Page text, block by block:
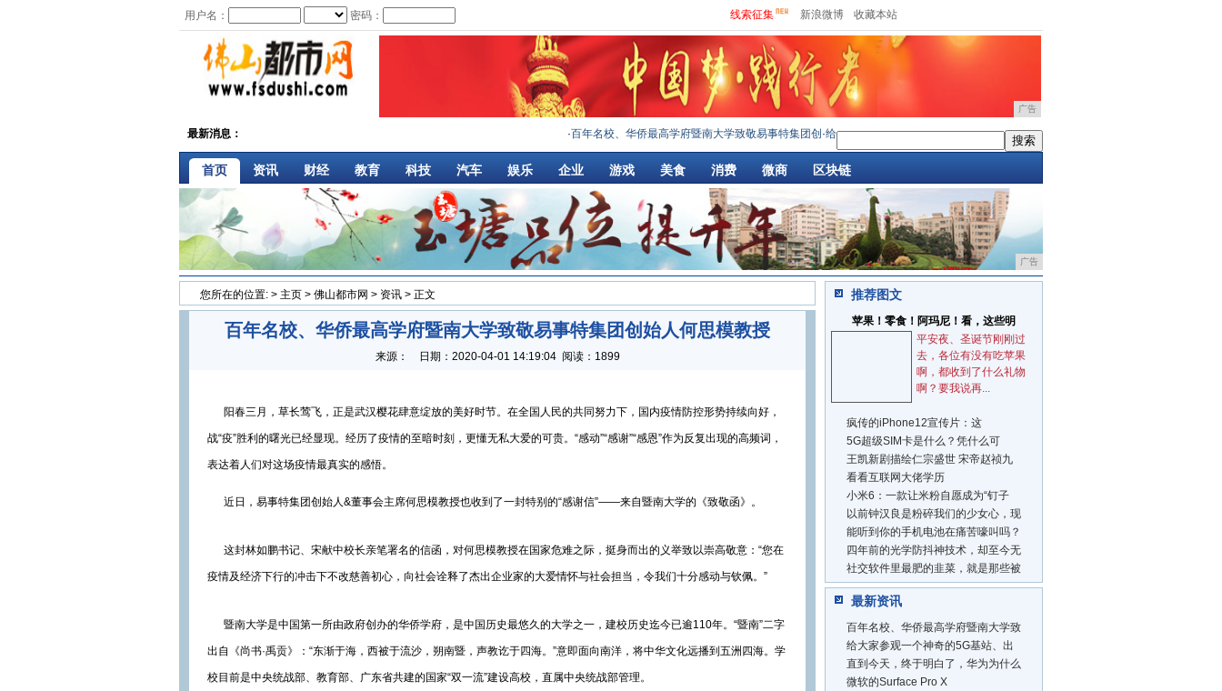
用户名： 密码： 线索征集 新浪微博 收藏本站
广告
最新消息： 百年名校、华侨最高学府暨南大学致敬易事特集团创·给大家参观一个神奇的5G基站、出现在神奇的国度
首页 资讯 财经 教育 科技 汽车 娱乐 企业 游戏 美食 消费 微商 区块链
广告
您所在的位置: > 主页 > 佛山都市网 > 资讯 > 正文
百年名校、华侨最高学府暨南大学致敬易事特集团创始人何思模教授
来源： 日期： 2020-04-01 14:19:04 阅读：1899
阳春三月，草长莺飞，正是武汉樱花肆意绽放的美好时节。在全国人民的共同努力下，国内疫情防控形势持续向好，
战“疫”胜利的曙光已经显现。经历了疫情的至暗时刻，更懂无私大爱的可贵。“感动”“感谢”“感恩”作为反复出现的高频词，
表达着人们对这场疫情最真实的感悟。
近日，易事特集团创始人&董事会主席何思模教授也收到了一封特别的“感谢信”——来自暨南大学的《致敬函》。
这封林如鹏书记、宋献中校长亲笔署名的信函，对何思模教授在国家危难之际，挺身而出的义举致以崇高敬意：“您在
疫情及经济下行的冲击下不改慈善初心，向社会诠释了杰出企业家的大爱情怀与社会担当，令我们十分感动与钦佩。”
暨南大学是中国第一所由政府创办的华侨学府，是中国历史最悠久的大学之一，建校历史迄今已逾110年。“暨南”二字
出自《尚书·禹贡》：“东渐于海，西被于流沙，朔南暨，声教讫于四海。”意即面向南洋，将中华文化远播到五洲四海。学
校目前是中央统战部、教育部、广东省共建的国家“双一流”建设高校，直属中央统战部管理。
推荐图文
苹果！零食！阿玛尼！看，这些明
平安夜、圣诞节刚刚过
去，各位有没有吃苹果
啊，都收到了什么礼物
啊？要我说再...
疯传的iPhone12宣传片：这
5G超级SIM卡是什么？凭什么可
王凯新剧描绘仁宗盛世 宋帝赵祯九
看看互联网大佬学历
小米6：一款让米粉自愿成为“钉子
以前钟汉良是粉碎我们的少女心，现
能听到你的手机电池在痛苦嚎叫吗？
四年前的光学防抖神技术，却至今无
社交软件里最肥的韭菜，就是那些被
最新资讯
百年名校、华侨最高学府暨南大学致
给大家参观一个神奇的5G基站、出
直到今天，终于明白了，华为为什么
微软的Surface Pro X